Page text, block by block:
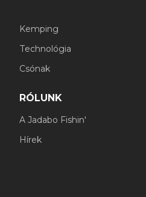
Kemping
Technológia
Csónak
RÓLUNK
A Jadabo Fishin'
Hírek